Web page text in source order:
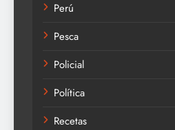
Perú
Pesca
Policial
Política
Recetas